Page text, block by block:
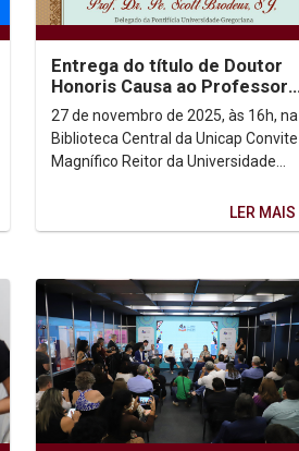
Entrega do título de Doutor
Honoris Causa ao Professor
Doutor Padre Scott Brodeur
27 de novembro de 2025, às 16h, na
Biblioteca Central da Unicap Convite O
Magnífico Reitor da Universidade
LER MAIS